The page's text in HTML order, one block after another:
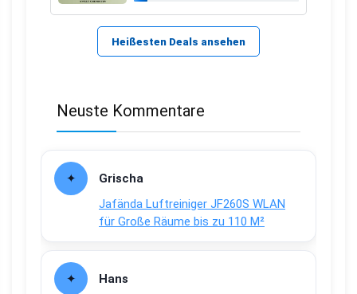
Heißesten Deals ansehen
Neuste Kommentare
Grischa
Jafända Luftreiniger JF260S WLAN
für Große Räume bis zu 110 M²
Hans